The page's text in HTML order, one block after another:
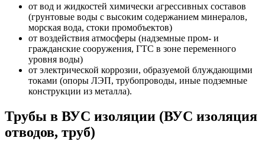
от вод и жидкостей химически агрессивных составов
(грунтовые воды с высоким содержанием минералов,
морская вода, стоки промобъектов)
от воздействия атмосферы (надземные пром- и
гражданские сооружения, ГТС в зоне переменного
уровня воды)
от электрической коррозии, образуемой блуждающими
токами (опоры ЛЭП, трубопроводы, иные подземные
конструкции из металла).
Трубы в ВУС изоляции (ВУС изоляция
отводов, труб)